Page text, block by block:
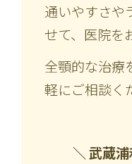
通いやすさや
せて、医院を
全顎的な治療
軽にご相談く
＼ 武蔵